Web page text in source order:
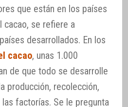
que están en los países
cacao, se refiere a
desarrollados. En los
cacao, unas 1.000
de que todo se desarrolle
producción, recolección,
factorías. Se le pregunta